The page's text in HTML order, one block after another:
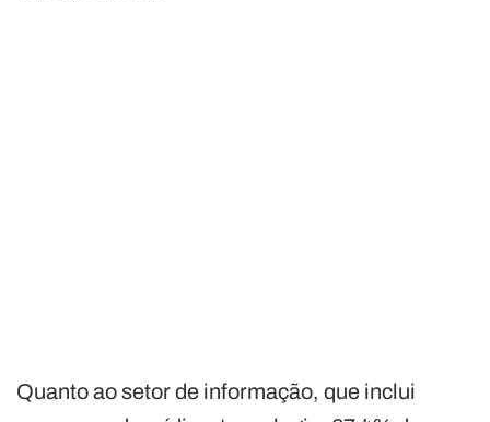
Quanto ao setor de informação, que inclui